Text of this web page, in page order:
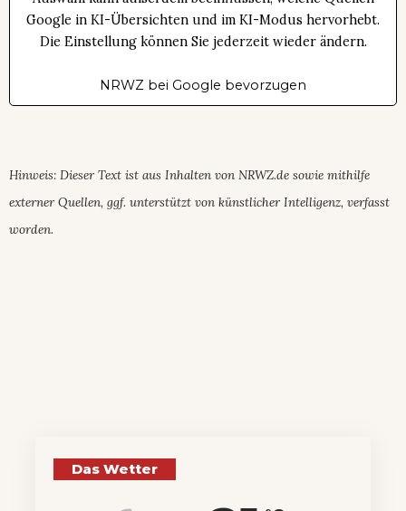
Google in KI-Übersichten und im KI-Modus hervorhebt.
Die Einstellung können Sie jederzeit wieder ändern.
NRWZ bei Google bevorzugen
Hinweis: Dieser Text ist aus Inhalten von NRWZ.de sowie mithilfe
externer Quellen, ggf. unterstützt von künstlicher Intelligenz, verfasst
worden.
Das Wetter